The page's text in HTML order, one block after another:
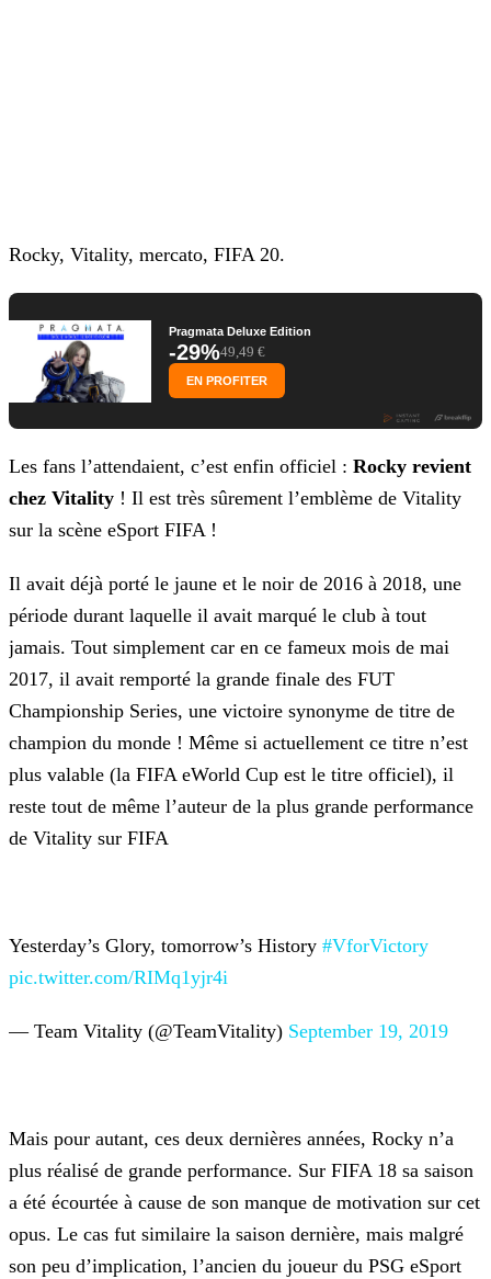
Rocky, Vitality, mercato, FIFA 20.
Pragmata Deluxe Edition
-29%49,49 €
EN PROFITER
Les fans l’attendaient, c’est enfin officiel : Rocky revient
chez Vitality ! Il est très sûrement l’emblème de Vitality
sur la scène eSport FIFA !
Il avait déjà porté le jaune et le noir de 2016 à 2018, une
période durant laquelle il avait marqué le club à tout
jamais. Tout simplement car en ce fameux mois de mai
2017, il avait remporté la grande finale des FUT
Championship Series, une victoire synonyme de titre de
champion du monde ! Même si actuellement ce titre n’est
plus valable (la FIFA eWorld Cup est le titre officiel), il
reste tout de même l’auteur de la plus grande performance
de Vitality sur FIFA
Yesterday’s Glory, tomorrow’s History #VforVictory
pic.twitter.com/RIMq1yjr4i
— Team Vitality (@TeamVitality) September 19, 2019
Mais pour autant, ces deux dernières années, Rocky n’a
plus réalisé de grande performance. Sur FIFA 18 sa saison
a été écourtée à cause de son manque de motivation sur cet
opus. Le cas fut similaire la saison dernière, mais malgré
son peu d’implication, l’ancien du joueur du PSG eSport